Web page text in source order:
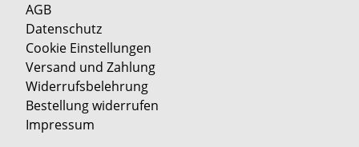
AGB
Datenschutz
Cookie Einstellungen
Versand und Zahlung
Widerrufsbelehrung
Bestellung widerrufen
Impressum